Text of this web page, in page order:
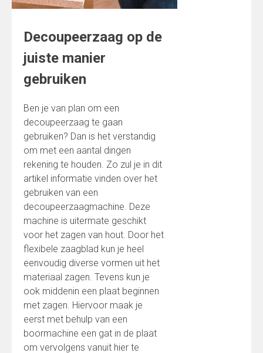
Decoupeerzaag op de
juiste manier
gebruiken
Ben je van plan om een
decoupeerzaag te gaan
gebruiken? Dan is het verstandig
om met een aantal dingen
rekening te houden. Zo zul je in dit
artikel informatie vinden over het
gebruiken van een
decoupeerzaagmachine. Deze
machine is uitermate geschikt
voor het zagen van hout. Door het
flexibele zaagblad kun je heel
eenvoudig diverse vormen uit het
materiaal zagen. Tevens kun je
ook middenin een plaat beginnen
met zagen. Hiervoor maak je
eerst met behulp van een
boormachine een gat in de plaat
om vervolgens vanuit hier te